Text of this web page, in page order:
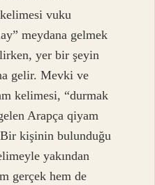
vuku
meydana gelmek
yer bir şeyin
gelir. Mevki ve
kelimesi, “durmak
Arapça qiyam
kişinin bulunduğu
yakından
gerçek hem de